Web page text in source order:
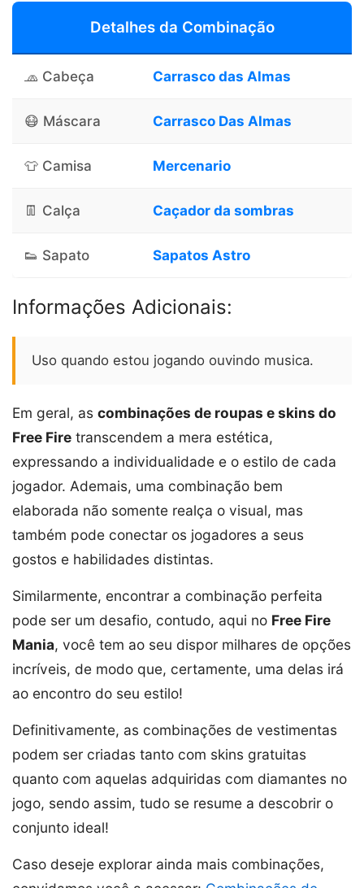
Detalhes da Combinação
🧢 Cabeça Carrasco das Almas
😷 Máscara Carrasco Das Almas
👕 Camisa Mercenario
👖 Calça Caçador da sombras
👟 Sapato Sapatos Astro
Informações Adicionais:
Uso quando estou jogando ouvindo musica.
Em geral, as combinações de roupas e skins do
Free Fire transcendem a mera estética,
expressando a individualidade e o estilo de cada
jogador. Ademais, uma combinação bem
elaborada não somente realça o visual, mas
também pode conectar os jogadores a seus
gostos e habilidades distintas.
Similarmente, encontrar a combinação perfeita
pode ser um desafio, contudo, aqui no Free Fire
Mania, você tem ao seu dispor milhares de opções
incríveis, de modo que, certamente, uma delas irá
ao encontro do seu estilo!
Definitivamente, as combinações de vestimentas
podem ser criadas tanto com skins gratuitas
quanto com aquelas adquiridas com diamantes no
jogo, sendo assim, tudo se resume a descobrir o
conjunto ideal!
Caso deseje explorar ainda mais combinações,